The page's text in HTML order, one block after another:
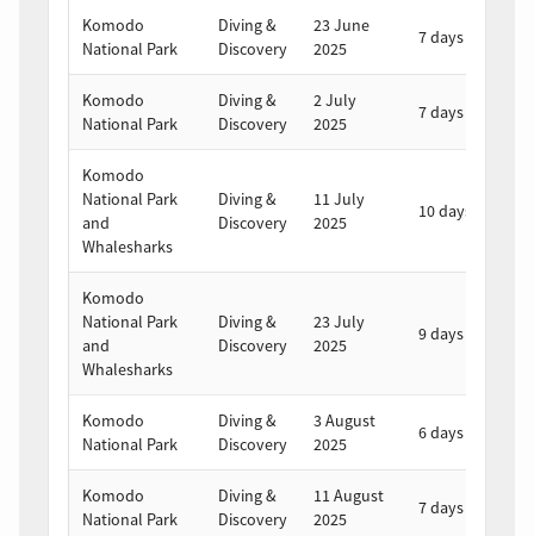
Komodo
National Park
Diving &
Discovery
23 June
2025
7 days
Komodo
National Park
Diving &
Discovery
2 July
2025
7 days
Komodo
National Park
and
Whalesharks
Diving &
Discovery
11 July
2025
10 days
Komodo
National Park
and
Whalesharks
Diving &
Discovery
23 July
2025
9 days
Komodo
National Park
Diving &
Discovery
3 August
2025
6 days
Komodo
National Park
Diving &
Discovery
11 August
2025
7 days